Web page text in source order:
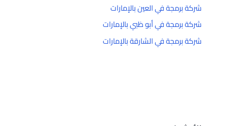
شركة برمجة في العين بالإمارات
شركة برمجة في أبو ظبي بالإمارات
شركة برمجة في الشارقة بالإمارات